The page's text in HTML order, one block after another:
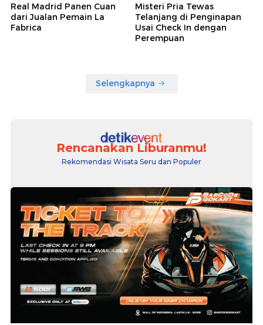
Real Madrid Panen Cuan
dari Jualan Pemain La
Fabrica
Misteri Pria Tewas
Telanjang di Penginapan
Usai Check In dengan
Perempuan
Selengkapnya
Rencanakan Liburanmu!
Rekomendasi Wisata Seru dan Populer